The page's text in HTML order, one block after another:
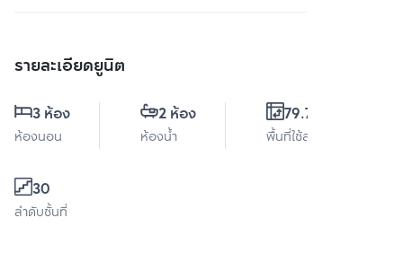
รายละเอียดยูนิต
3 ห้อง
ห้องนอน
2 ห้อง
ห้องน้ำ
79.77 ตร.ม.
พื้นที่ใช้สอย
30
ลำดับชั้นที่